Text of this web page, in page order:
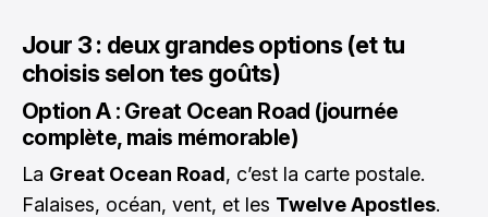
Jour 3 : deux grandes options (et tu
choisis selon tes goûts)
Option A : Great Ocean Road (journée
complète, mais mémorable)
La Great Ocean Road, c’est la carte postale.
Falaises, océan, vent, et les Twelve Apostles.